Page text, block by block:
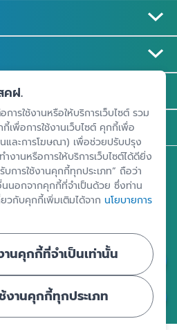
นสคอมเพล็กซ์ ชั้น 25 - 27 เลขที่ 349
เขตจตุจักร กรุงเทพฯ 10900
คฝ.
ารใช้งานหรือให้บริการเว็บไซต์ รวม
พื่อการใช้งานเว็บไซต์ คุกกี้เพื่อ
นและการโฆษณา) เพื่อช่วยปรับปรุง
งานหรือการให้บริการเว็บไซต์ได้ดียิ่ง
การใช้งานคุกกี้ทุกประเภท” ถือว่า
นอกจากคุกกี้ที่จำเป็นด้วย ซึ่งท่าน
วกับคุกกี้เพิ่มเติมได้จาก นโยบายการ
นคุกกี้ที่จำเป็นเท่านั้น
งานคุกกี้ทุกประเภท